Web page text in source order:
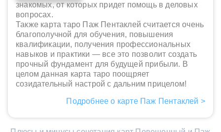
знакомых, от которых придет помощь в деловых
вопросах.
Также карта таро Паж Пентаклей считается очень
благополучной для обучения, повышения
квалификации, получения профессиональных
навыков и практики — все это позволит создать
прочный фундамент для будущей прибыли. В
целом данная карта таро поощряет
созидательный настрой с дальним прицелом!
Подробнее о карте Паж Пентаклей >